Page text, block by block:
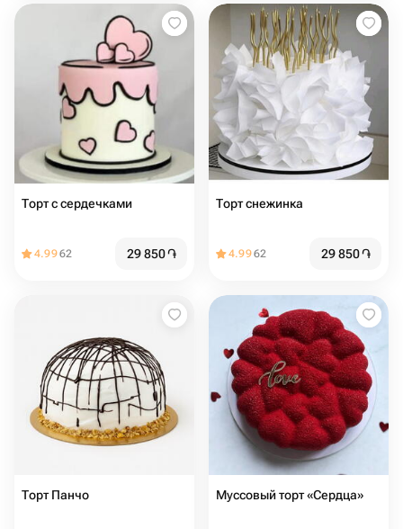
Торт с сердечками
4.9962 29 850֏
Торт снежинка
4.9962 29 850֏
Торт Панчо Муссовый торт «Сердца»